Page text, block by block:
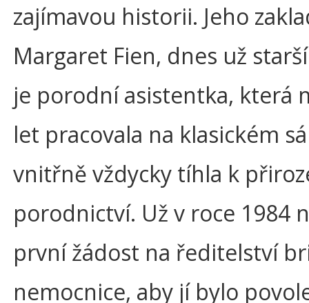
zajímavou historii. Jeho
Margaret Fien, dnes už
je porodní asistentka, která
let pracovala na klasickém
vnitřně vždycky tíhla k
porodnictví. Už v roce 1984
první žádost na ředitelství
nemocnice, aby jí bylo